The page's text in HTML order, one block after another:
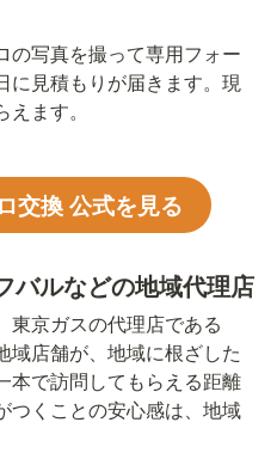
の写真を撮って専用フォー
に見積もりが届きます。現
ます。
交換 公式を見る
バルなどの地域代理店
東京ガスの代理店である
域店舗が、地域に根ざした
本で訪問してもらえる距離
つくことの安心感は、地域